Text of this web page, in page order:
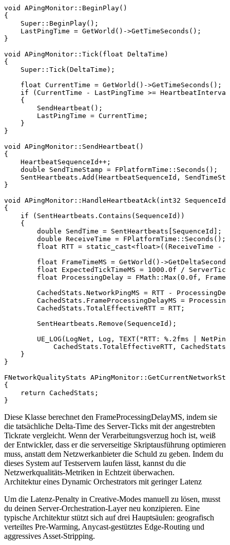
void APingMonitor::BeginPlay()
{
    Super::BeginPlay();
    LastPingTime = GetWorld()->GetTimeSeconds();
}
void APingMonitor::Tick(float DeltaTime)
{
    Super::Tick(DeltaTime);
    float CurrentTime = GetWorld()->GetTimeSeconds();
if (CurrentTime - LastPingTime >=
    {
        SendHeartbeat();
        LastPingTime = CurrentTime;
    }
}
void APingMonitor::SendHeartbeat()
{
    HeartbeatSequenceId++;
    double SendTimeStamp = FPlatformTime::Seconds();
SentHeartbeats.Add(HeartbeatSequenceId,
}
void APingMonitor::HandleHeartbeatAck(int32 SequenceId)
{
    if (SentHeartbeats.Contains(SequenceId))
    {
        double SendTime = SentHeartbeats[SequenceId];
        double ReceiveTime = FPlatformTime::Seconds();
float RTT = static_cast<float>((ReceiveTime -
float FrameTimeMS = GetWorld()-
float ExpectedTickTimeMS = 1000.0f /
float ProcessingDelay = FMath::Max(0.0f,
CachedStats.NetworkPingMS = RTT -
CachedStats.FrameProcessingDelayMS =
        CachedStats.TotalEffectiveRTT = RTT;
        SentHeartbeats.Remove(SequenceId);
UE_LOG(LogNet, Log, TEXT("RTT: %.2fms |
CachedStats.TotalEffectiveRTT,
    }
}
FNetworkQualityStats
{
    return CachedStats;
Diese Klasse berechnet den FrameProcessingDelayMS, indem sie
die tatsächliche Delta-Time des Server-Ticks mit der angestrebten
Tickrate vergleicht. Wenn der Verarbeitungsverzug hoch ist, weiß
der Entwickler, dass er die serverseitige Skriptausführung optimieren
muss, anstatt dem Netzwerkanbieter die Schuld zu geben. Indem du
dieses System auf Testservern laufen lässt, kannst du die
Netzwerkqualitäts-Metriken in Echtzeit überwachen.
Architektur eines Dynamic Orchestrators mit geringer Latenz
Um die Latenz-Penalty in Creative-Modes manuell zu lösen, musst
du deinen Server-Orchestration-Layer neu konzipieren. Eine
typische Architektur stützt sich auf drei Hauptsäulen: geografisch
verteiltes Pre-Warming, Anycast-gestütztes Edge-Routing und
aggressives Asset-Stripping.